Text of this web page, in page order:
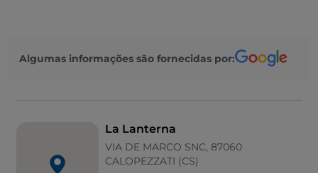
Algumas informações são fornecidas por:
La Lanterna
VIA DE MARCO SNC, 87060
CALOPEZZATI (CS)